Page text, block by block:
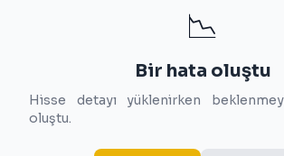
📉
Bir hata oluştu
Hisse detayı yüklenirken
oluştu.